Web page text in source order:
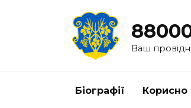
Ваш
Біографії Корисно